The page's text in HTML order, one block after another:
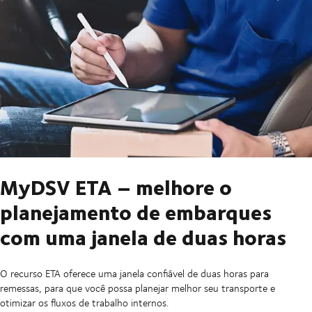
MyDSV ETA – melhore o
planejamento de embarques
com uma janela de duas horas
O recurso ETA oferece uma janela confiável de duas horas para
remessas, para que você possa planejar melhor seu transporte e
otimizar os fluxos de trabalho internos.